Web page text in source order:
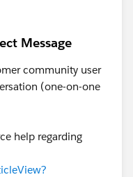
Message
community user
(one-on-one
help regarding